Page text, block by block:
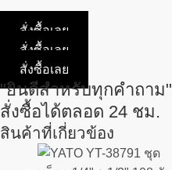
สั่งซื้อเลย
สั่งซื้อเลย
สั่งซื้อเลย
"ยินดีสำหรับทุกคำถาม"
สั่งซื้อได้ตลอด 24 ชม.
สินค้าที่เกี่ยวข้อง